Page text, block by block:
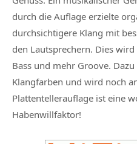
durch die Auflage erzielte
durchsichtigere Klang mit
den Lautsprechern. Dies
Bass und mehr Groove.
Klangfarben und wird noch
Plattentellerauflage ist eine
Habenwillfaktor!